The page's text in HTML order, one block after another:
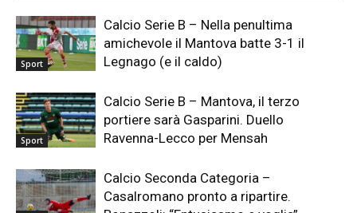
Sport
Calcio Serie B – Nella penultima
amichevole il Mantova batte 3-1 il
Legnago (e il caldo)
Sport
Calcio Serie B – Mantova, il terzo
portiere sarà Gasparini. Duello
Ravenna-Lecco per Mensah
Calcio Seconda Categoria –
Casalromano pronto a ripartire.